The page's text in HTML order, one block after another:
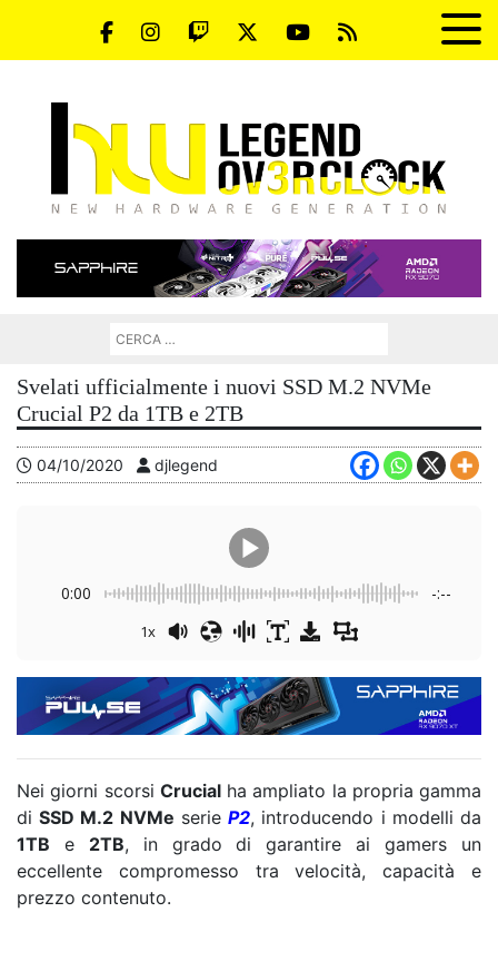
Svelati ufficialmente i nuovi SSD M.2 NVMe
Crucial P2 da 1TB e 2TB
04/10/2020 djlegend
0:00 -:--
1x
Nei giorni scorsi Crucialha ampliato la propria gamma
diSSD M.2 NVMe serieP2, introducendo i modelli da
1TB e 2TB, in grado di garantire ai gamers un
eccellente compromesso tra velocità, capacità e
prezzo contenuto.